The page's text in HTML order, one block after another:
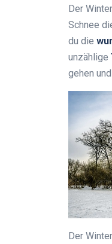
Der
Schnee
du die
unzählige
gehen
Der